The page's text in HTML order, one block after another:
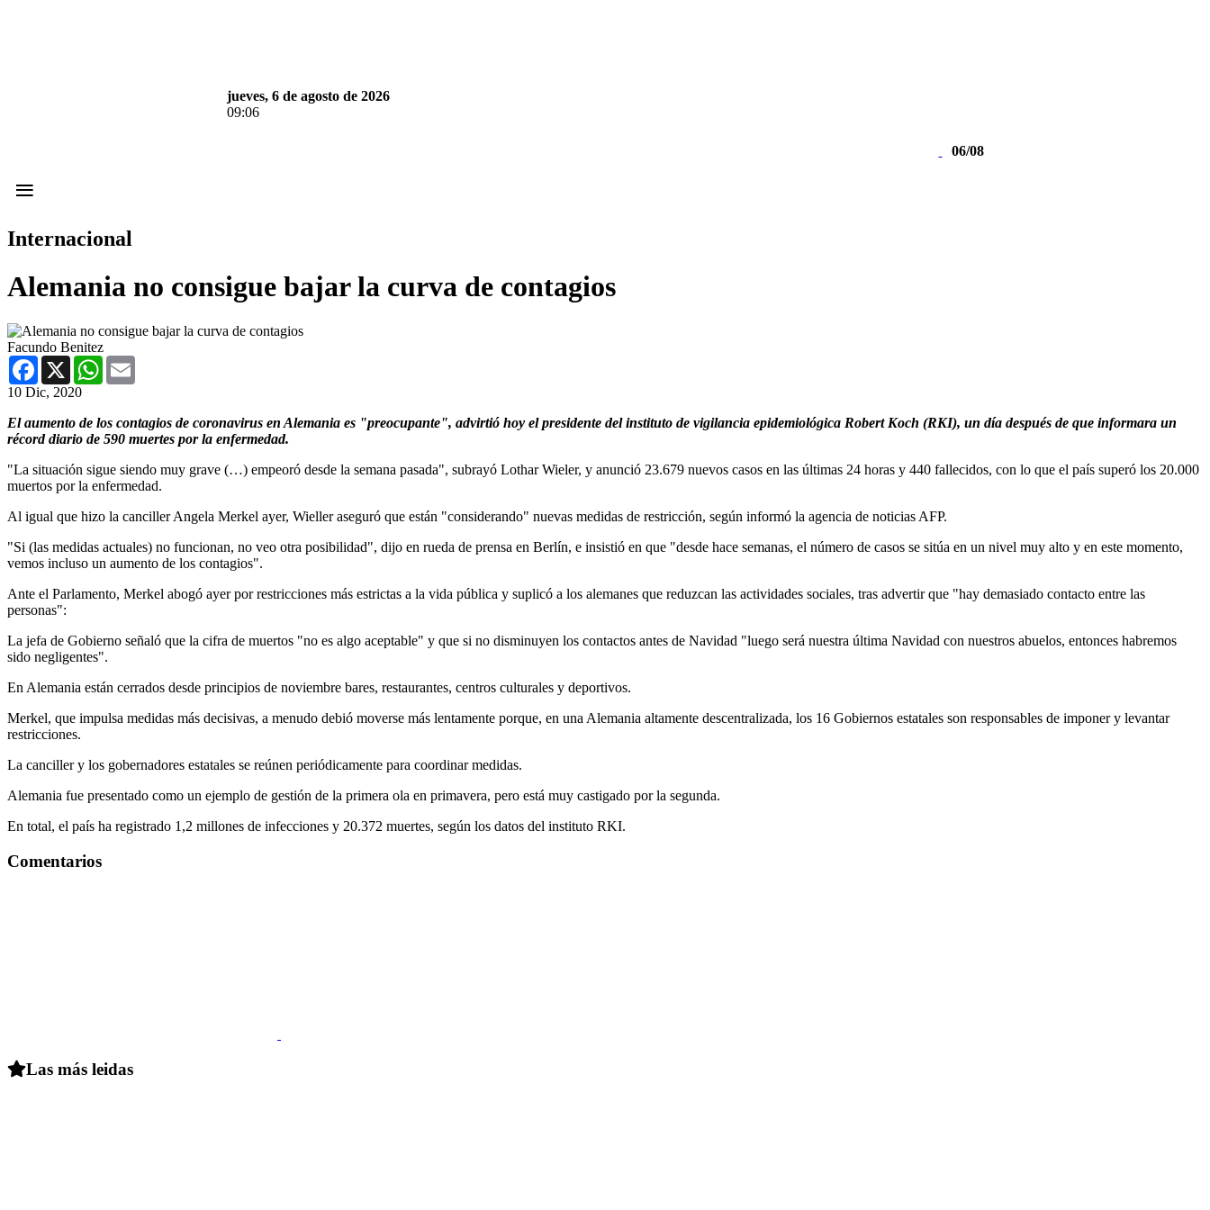
jueves, 6 de agosto de 2026
09:06
06/08
≡
Internacional
Alemania no consigue bajar la curva de contagios
Facundo Benitez
Facebook
X WhatsApp
10 Dic, 2020
El aumento de los contagios de coronavirus en Alemania es "preocupante", advirtió hoy el presidente del instituto de vigilancia epidemiológica Robert Koch (RKI), un día después de que informara un
récord diario de 590 muertes por la enfermedad.
"La situación sigue siendo muy grave (…) empeoró desde la semana pasada", subrayó Lothar Wieler, y anunció 23.679 nuevos casos en las últimas 24 horas y 440 fallecidos, con lo que el país superó los 20.000
muertos por la enfermedad.
Al igual que hizo la canciller Angela Merkel ayer, Wieller aseguró que están "considerando" nuevas medidas de restricción, según informó la agencia de noticias AFP.
"Si (las medidas actuales) no funcionan, no veo otra posibilidad", dijo en rueda de prensa en Berlín, e insistió en que "desde hace semanas, el número de casos se sitúa en un nivel muy alto y en este momento,
vemos incluso un aumento de los contagios".
Ante el Parlamento, Merkel abogó ayer por restricciones más estrictas a la vida pública y suplicó a los alemanes que reduzcan las actividades sociales, tras advertir que "hay demasiado contacto entre las
personas":
La jefa de Gobierno señaló que la cifra de muertos "no es algo aceptable" y que si no disminuyen los contactos antes de Navidad "luego será nuestra última Navidad con nuestros abuelos, entonces habremos
sido negligentes".
En Alemania están cerrados desde principios de noviembre bares, restaurantes, centros culturales y deportivos.
Merkel, que impulsa medidas más decisivas, a menudo debió moverse más lentamente porque, en una Alemania altamente descentralizada, los 16 Gobiernos estatales son responsables de imponer y levantar
restricciones.
La canciller y los gobernadores estatales se reúnen periódicamente para coordinar medidas.
Alemania fue presentado como un ejemplo de gestión de la primera ola en primavera, pero está muy castigado por la segunda.
En total, el país ha registrado 1,2 millones de infecciones y 20.372 muertes, según los datos del instituto RKI.
Comentarios
Las más leidas